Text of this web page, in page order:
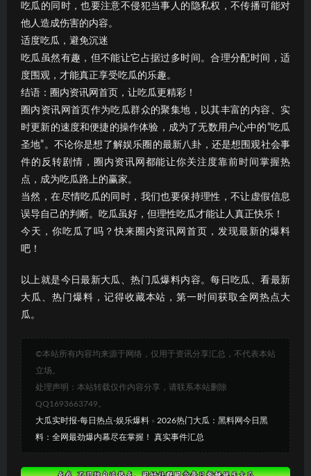
吃瓜的同时，也要注意不侵犯当事人的隐私权，不传播可能对
他人造成伤害的内容。
适度吃瓜，避免沉迷
吃瓜虽然有趣，但不能让它占据过多时间。合理分配时间，适
度围观，才能真正享受吃瓜的乐趣。
结语：圈内资讯网首页，让吃瓜更精彩！
圈内资讯网首页作为吃瓜群众的聚集地，以其丰富的内容、实
时更新的速度和便捷的操作体验，成为了无数用户心中的“吃瓜
圣地”。不论你是想了解娱乐圈的最新八卦，还是想围观社会事
件的反转剧情，圈内资讯网都能让你关注度靠前时间掌握热
点，成为吃瓜路上的赢家。
当然，在尽情吃瓜的同时，我们也要保持理性，不让虚假信息
误导自己的判断。吃瓜虽好，但理性吃瓜才能让人真正快乐！
今天，你吃瓜了吗？快来圈内资讯网首页，发现最新的爆料
吧！
以上就是今日最新大瓜、热门瓜爆料内容。每日吃瓜、看最新
大瓜、热门爆料，记得收藏本站，第一时间获取全网热点大
瓜。
©本站所有内容均来源于网络，仅用于资讯分享汇总，不代表本站
立场。
处理声明：本站转载仅作内容分享，请联系本站删除
QQ1693663749。
大瓜实时报-每日热点-娱乐爆料 » 2026热门大瓜：黑料网今日黑
料：全网最劲爆内幕尽在掌握！ 真实事件汇总